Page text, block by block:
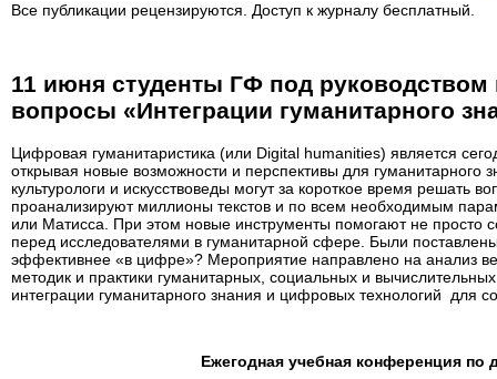
Все публикации рецензируются. Доступ к журналу бесплатный.
11 июня студенты ГФ под
вопросы «Интеграции гуманитарного
Цифровая гуманитаристика (или Digital humanities) является
открывая новые возможности и перспективы для
культурологи и искусствоведы могут за короткое время
проанализируют миллионы текстов и по всем необходимым
или Матисса. При этом новые инструменты помогают не просто
перед исследователями в гуманитарной сфере. Были
эффективнее «в цифре»? Мероприятие направлено на анализ
методик и практики гуманитарных, социальных и
интеграции гуманитарного знания и цифровых технологий для
Ежегодная учебная конференция по